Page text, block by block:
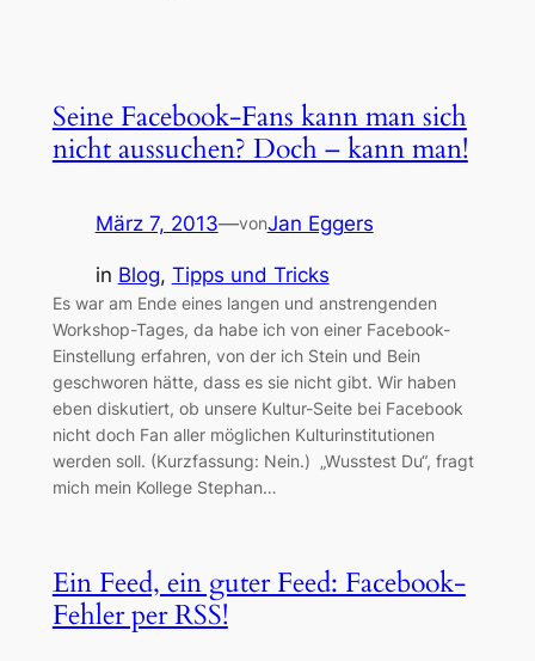
Seine Facebook-Fans kann man sich
nicht aussuchen? Doch – kann man!
März 7, 2013—vonJan Eggers
in Blog, Tipps und Tricks
Es war am Ende eines langen und anstrengenden
Workshop-Tages, da habe ich von einer Facebook-
Einstellung erfahren, von der ich Stein und Bein
geschworen hätte, dass es sie nicht gibt. Wir haben
eben diskutiert, ob unsere Kultur-Seite bei Facebook
nicht doch Fan aller möglichen Kulturinstitutionen
werden soll. (Kurzfassung: Nein.) „Wusstest Du“, fragt
mich mein Kollege Stephan…
Ein Feed, ein guter Feed: Facebook-
Fehler per RSS!